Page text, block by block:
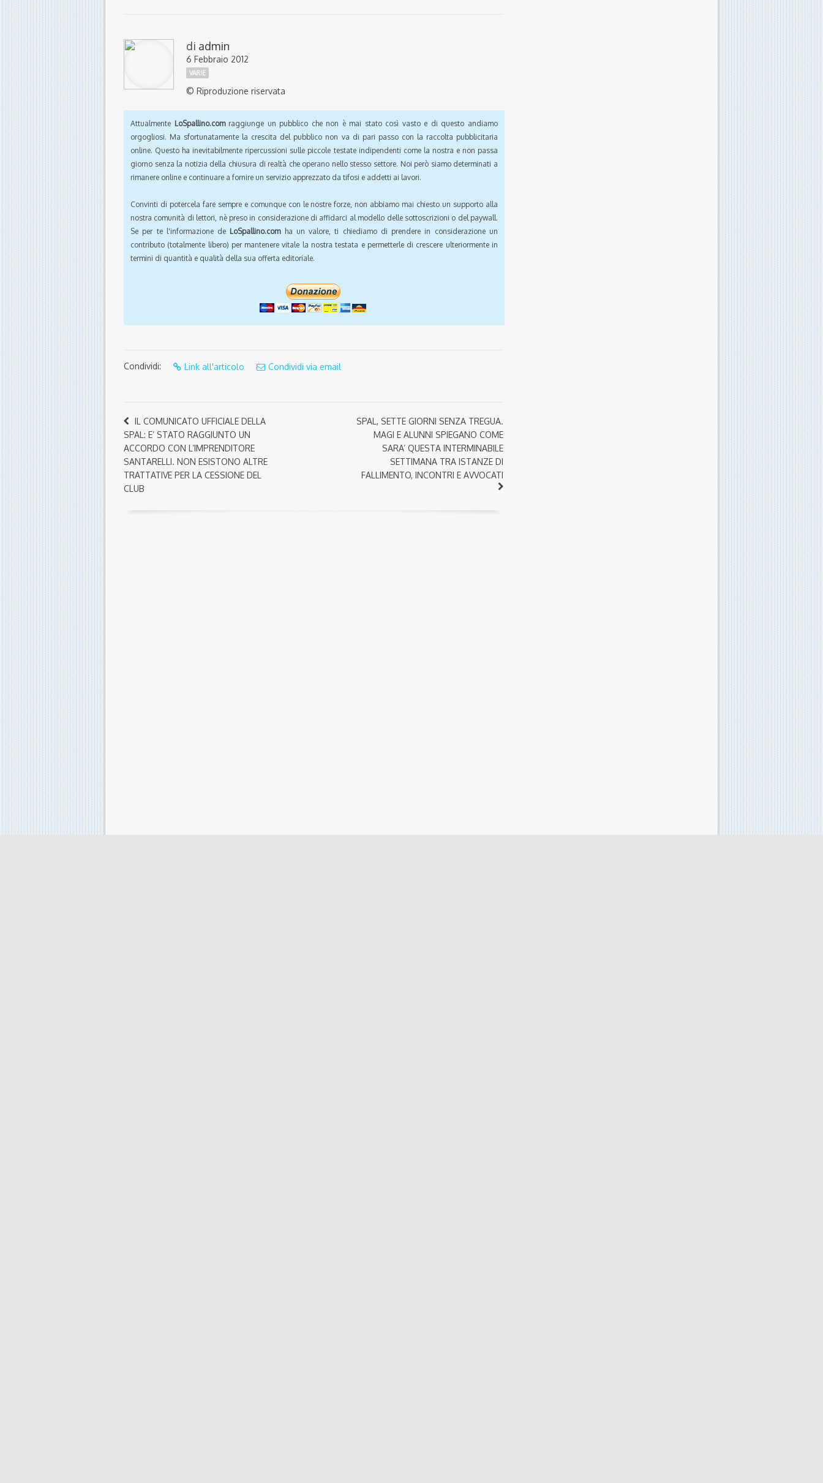
di admin
6 Febbraio 2012
VARIE
© Riproduzione riservata
Attualmente LoSpallino.comraggiunge un pubblico che non è mai stato così vasto e di questo andiamo
orgogliosi. Ma sfortunatamente la crescita del pubblico non va di pari passo con la raccolta pubblicitaria
online. Questo ha inevitabilmente ripercussioni sulle piccole testate indipendenti come la nostra e non passa
giorno senza la notizia della chiusura di realtà che operano nello stesso settore. Noi però siamo determinati a
rimanere online e continuare a fornire un servizio apprezzato da tifosi e addetti ai lavori.
Convinti di potercela fare sempre e comunque con le nostre forze, non abbiamo mai chiesto un supporto alla
nostra comunità di lettori, nè preso in considerazione di affidarci al modello delle sottoscrizioni o del paywall.
Se per te l'informazione de LoSpallino.comha un valore, ti chiediamo di prendere in considerazione un
contributo (totalmente libero) per mantenere vitale la nostra testata e permetterle di crescere ulteriormente in
termini di quantità e qualità della sua offerta editoriale.
Condividi: Link all'articolo Condividi via email
IL COMUNICATO UFFICIALE DELLA
SPAL: E’ STATO RAGGIUNTO UN
ACCORDO CON L’IMPRENDITORE
SANTARELLI. NON ESISTONO ALTRE
TRATTATIVE PER LA CESSIONE DEL
CLUB
SPAL, SETTE GIORNI SENZA TREGUA.
MAGI E ALUNNI SPIEGANO COME
SARA’ QUESTA INTERMINABILE
SETTIMANA TRA ISTANZE DI
FALLIMENTO, INCONTRI E AVVOCATI